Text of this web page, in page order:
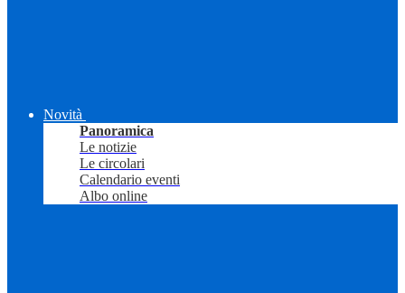
Novità
Panoramica
Le notizie
Le circolari
Calendario eventi
Albo online